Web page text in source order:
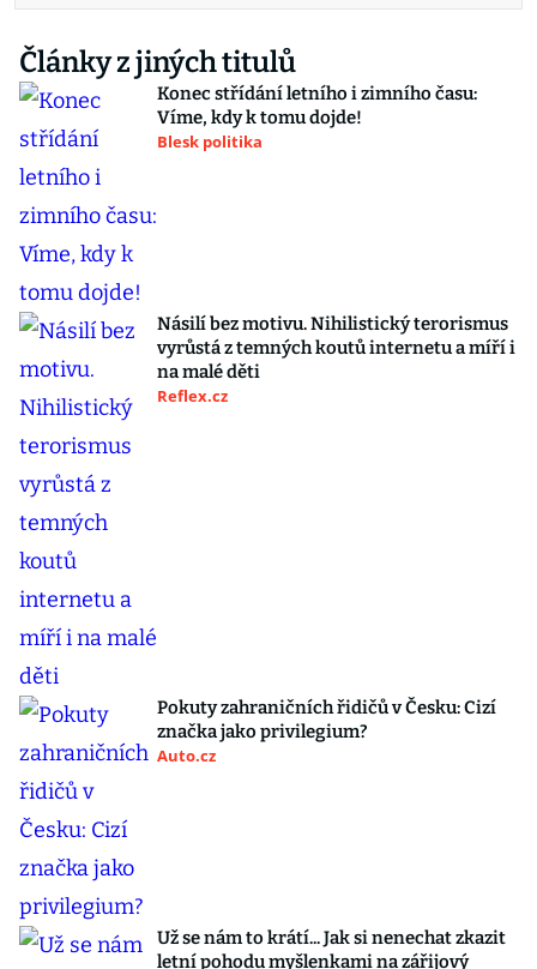
Články z jiných titulů
Konec střídání letního i zimního času:
Víme, kdy k tomu dojde!
Blesk politika
Násilí bez motivu. Nihilistický terorismus
vyrůstá z temných koutů internetu a míří i
na malé děti
Reflex.cz
Pokuty zahraničních řidičů v Česku: Cizí
značka jako privilegium?
Auto.cz
Už se nám to krátí... Jak si nenechat zkazit
letní pohodu myšlenkami na zářijový